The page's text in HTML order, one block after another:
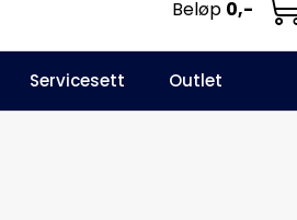
Infosenter Favoritter
Beløp 0,-
Servicesett Outlet